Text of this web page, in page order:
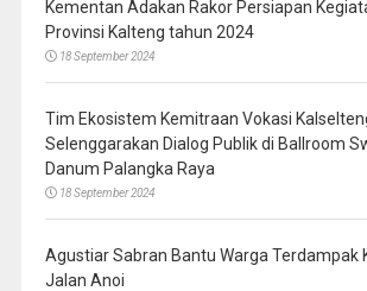
Kementan Adakan Rakor Persiapan
Provinsi Kalteng tahun 2024
18 September 2024
Tim Ekosistem Kemitraan Vokasi
Selenggarakan Dialog Publik di Ballroom
Danum Palangka Raya
18 September 2024
Agustiar Sabran Bantu Warga Terdampak
Jalan Anoi